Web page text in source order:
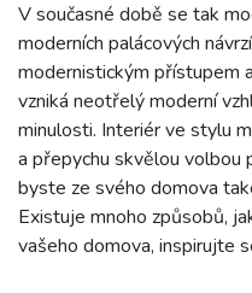
V současné době se tak
moderních palácových
modernistickým přístupem
vzniká neotřelý moderní
minulosti. Interiér ve stylu
a přepychu skvělou volbou
byste ze svého domova
Existuje mnoho způsobů,
vašeho domova, inspirujte